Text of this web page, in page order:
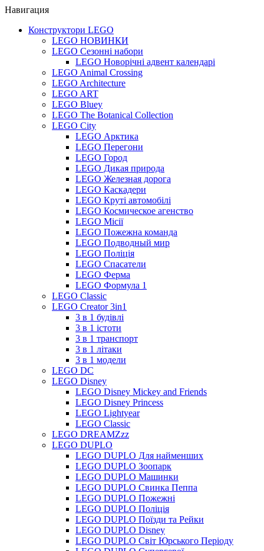
Навигация
Конструктори LEGO
LEGO НОВИНКИ
LEGO Сезонні набори
LEGO Новорічні адвент календарі
LEGO Animal Crossing
LEGO Architecture
LEGO ART
LEGO Bluey
LEGO The Botanical Collection
LEGO City
LEGO Арктика
LEGO Перегони
LEGO Город
LEGO Дикая природа
LEGO Железная дорога
LEGO Каскадери
LEGO Круті автомобілі
LEGO Космическое агенство
LEGO Місії
LEGO Пожежна команда
LEGO Подводный мир
LEGO Поліція
LEGO Спасатели
LEGO Ферма
LEGO Формула 1
LEGO Classic
LEGO Creator 3in1
3 в 1 будівлі
3 в 1 істоти
3 в 1 транспорт
3 в 1 літаки
3 в 1 модели
LEGO DC
LEGO Disney
LEGO Disney Mickey and Friends
LEGO Disney Princess
LEGO Lightyear
LEGO Classic
LEGO DREAMZzz
LEGO DUPLO
LEGO DUPLO Для найменших
LEGO DUPLO Зоопарк
LEGO DUPLO Машинки
LEGO DUPLO Свинка Пеппа
LEGO DUPLO Пожежні
LEGO DUPLO Поліція
LEGO DUPLO Поїзди та Рейки
LEGO DUPLO Disney
LEGO DUPLO Світ Юрського Періоду